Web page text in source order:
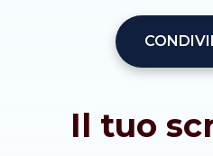
Il tuo